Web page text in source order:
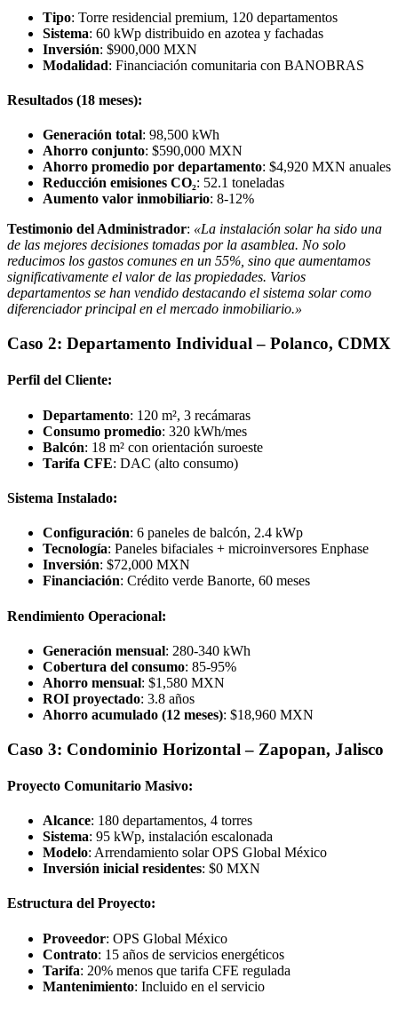
Tipo: Torre residencial premium, 120 departamentos
Sistema: 60 kWp distribuido en azotea y fachadas
Inversión: $900,000 MXN
Modalidad: Financiación comunitaria con BANOBRAS
Resultados (18 meses):
Generación total: 98,500 kWh
Ahorro conjunto: $590,000 MXN
Ahorro promedio por departamento: $4,920 MXN anuales
Reducción emisiones CO₂: 52.1 toneladas
Aumento valor inmobiliario: 8-12%
Testimonio del Administrador: «La instalación solar ha sido una
de las mejores decisiones tomadas por la asamblea. No solo
reducimos los gastos comunes en un 55%, sino que aumentamos
significativamente el valor de las propiedades. Varios
departamentos se han vendido destacando el sistema solar como
diferenciador principal en el mercado inmobiliario.»
Caso 2: Departamento Individual – Polanco, CDMX
Perfil del Cliente:
Departamento: 120 m², 3 recámaras
Consumo promedio: 320 kWh/mes
Balcón: 18 m² con orientación suroeste
Tarifa CFE: DAC (alto consumo)
Sistema Instalado:
Configuración: 6 paneles de balcón, 2.4 kWp
Tecnología: Paneles bifaciales + microinversores Enphase
Inversión: $72,000 MXN
Financiación: Crédito verde Banorte, 60 meses
Rendimiento Operacional:
Generación mensual: 280-340 kWh
Cobertura del consumo: 85-95%
Ahorro mensual: $1,580 MXN
ROI proyectado: 3.8 años
Ahorro acumulado (12 meses): $18,960 MXN
Caso 3: Condominio Horizontal – Zapopan, Jalisco
Proyecto Comunitario Masivo:
Alcance: 180 departamentos, 4 torres
Sistema: 95 kWp, instalación escalonada
Modelo: Arrendamiento solar OPS Global México
Inversión inicial residentes: $0 MXN
Estructura del Proyecto:
Proveedor: OPS Global México
Contrato: 15 años de servicios energéticos
Tarifa: 20% menos que tarifa CFE regulada
Mantenimiento: Incluido en el servicio